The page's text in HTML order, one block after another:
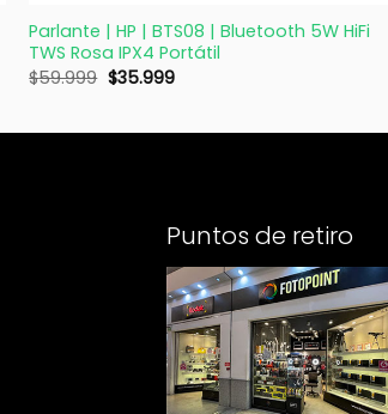
Parlante | HP | BTS08 | Bluetooth 5W HiFi
TWS Rosa IPX4 Portátil
$59.999 $35.999
Puntos de retiro